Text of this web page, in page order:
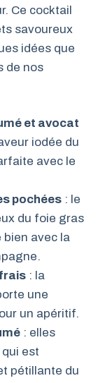
Ce cocktail
savoureux
idées que
de nos
et avocat
iodée du
avec le
pochées : le
du foie gras
bien avec la
: la
une
un apéritif.
: elles
est
pétillante du